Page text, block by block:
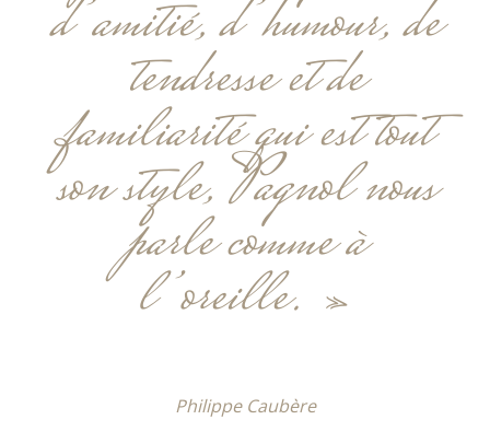
d’amitié, d’humour, de
tendresse et de
familiarité qui est tout
son style, Pagnol nous
parle comme à
l’oreille. »
Philippe Caubère